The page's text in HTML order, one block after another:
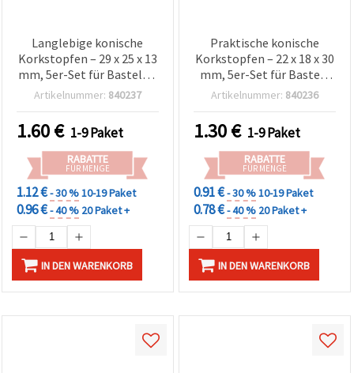
Langlebige konische
Korkstopfen – 29 x 25 x 13
mm, 5er-Set für Bastel- &
DIY-Projekte
Artikelnummer: 840237
1.60€ 1-9 Paket
RABATTE
FÜR MENGE
1.12 €- 30 %10-19 Paket
0.96 €- 40 % 20 Paket +
IN DEN WARENKORB
Praktische konische
Korkstopfen – 22 x 18 x 30
mm, 5er-Set für Bastel-
und Heimprojekte
Artikelnummer: 840236
1.30€ 1-9 Paket
RABATTE
FÜR MENGE
0.91 €- 30 %10-19 Paket
0.78 €- 40 % 20 Paket +
IN DEN WARENKORB